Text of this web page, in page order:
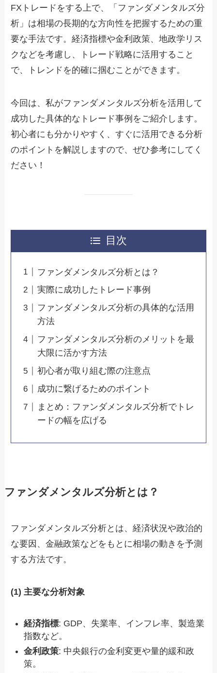
FXトレードをする上で、「ファンダメンタルズ分
析」は相場の長期的な方向性を把握するための重
要な手法です。経済指標や金利政策、地政学リス
クなどを考慮し、トレード戦略に活用すること
で、トレンドを的確に掴むことができます。
今回は、私がファンダメンタルズ分析を活用して
成功した具体的なトレード事例をご紹介します。
初心者にも分かりやすく、すぐに活用できる分析
のポイントを解説しますので、ぜひ参考にしてく
ださい！
目次
ファンダメンタルズ分析とは？
実際に成功したトレード事例
ファンダメンタルズ分析の具体的な活用
方法
ファンダメンタルズ分析のメリットを最
大限に活かす方法
初心者が取り組む際の注意点
成功に繋げるためのポイント
まとめ：ファンダメンタルズ分析でトレ
ードの幅を広げる
ファンダメンタルズ分析とは？
ファンダメンタルズ分析とは、経済状況や政治的
な要因、金融政策などをもとに相場の動きを予測
する方法です。
(1) 主要な分析対象
経済指標: GDP、失業率、インフレ率、製造業
指数など。
金利政策: 中央銀行の金利変更や量的緩和政
策。